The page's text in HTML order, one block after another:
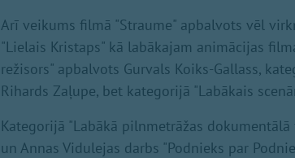
Arī veikums filmā "Straume" apbalvots vēl
"Lielais Kristaps" kā labākajam animācijas
režisors" apbalvots Gurvals Koiks-Gallass,
Rihards Zaļupe, bet kategorijā "Labākais
Kategorijā "Labākā pilnmetrāžas
un Annas Vidulejas darbs "Podnieks par